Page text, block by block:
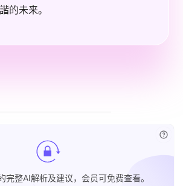
的未来。
完整AI解析及建议，会员可免费查看。